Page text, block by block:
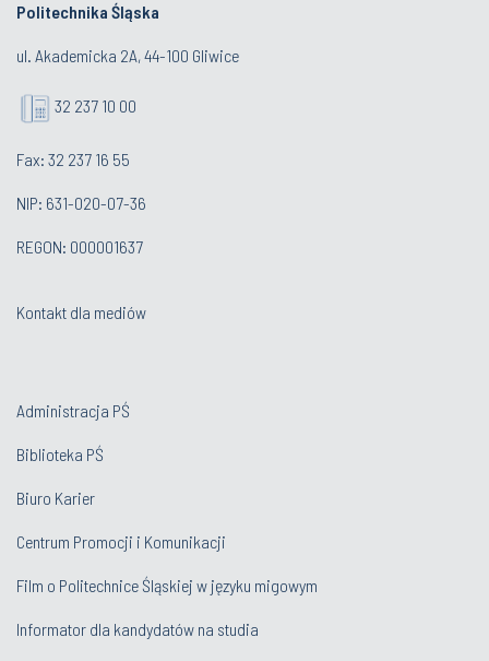
Politechnika Śląska
ul. Akademicka 2A, 44-100 Gliwice
32 237 10 00
Fax: 32 237 16 55
NIP: 631-020-07-36
REGON: 000001637
Kontakt dla mediów
Administracja PŚ
Biblioteka PŚ
Biuro Karier
Centrum Promocji i Komunikacji
Film o Politechnice Śląskiej w języku migowym
Informator dla kandydatów na studia